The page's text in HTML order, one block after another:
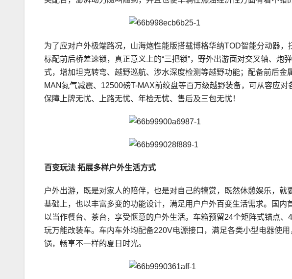
为了应对户外极端路况，山海炮性能版搭载博格华纳TOD智能分动器，
标配前后桥差速锁，真正意义上的“三把锁”，野外出游面对交叉轴、炮
式，增加坦克转弯、越野巡航、涉水深度检测等越野功能；配备前后
MAN氮气减震、12500磅T-MAX前绞盘等百万级越野装备，可从容应对
保障上牌无忧、上路无忧、年检无忧、售后及三包无忧！
百变玩法 拓展多样户外生活方式
户外出游，既是对家人的陪伴，也是对自己的犒赏，既然休憩娱乐，
基础上，也以丰富多变的功能设计，满足用户户外百变生活需求。国
以当作餐台、茶台，享受惬意的户外生活。车箱预留24个矩阵式锚点
玩万能改装车。车内车外均配备220V电源接口，满足各类小型电器使
锅，畅享不一样的夏日时光。